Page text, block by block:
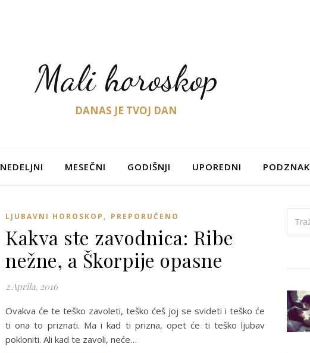
Mali horoskop
DANAS JE TVOJ DAN
NEDELJNI MESEČNI GODIŠNJI UPOREDNI PODZNAK
LJUBAVNI HOROSKOP , PREPORUČENO
Kakva ste zavodnica: Ribe
nežne, a Škorpije opasne
2 Aprila, 2016
Ovakva će te teško zavoleti, teško ćeš joj se svideti i teško će
ti ona to priznati. Ma i kad ti prizna, opet će ti teško ljubav
pokloniti. Ali kad te zavoli, neće…